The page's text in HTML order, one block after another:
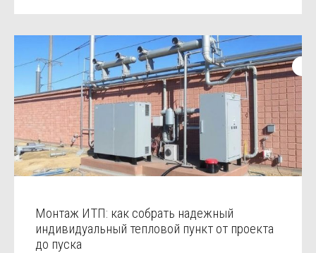
Монтаж ИТП: как собрать надежный
индивидуальный тепловой пункт от проекта
до пуска